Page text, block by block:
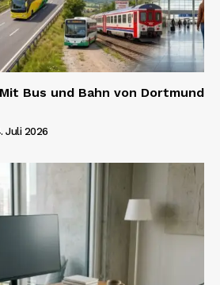
Bus und Bahn von Dortmund
Juli 2026